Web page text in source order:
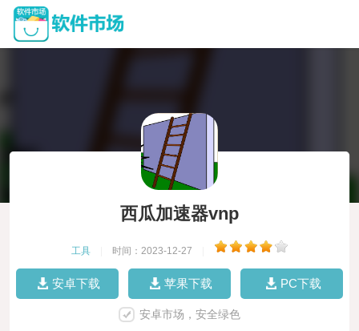
西瓜加速器vnp
工具 时间：2023-12-27
安卓下载 苹果下载 PC下载
安卓市场，安全绿色